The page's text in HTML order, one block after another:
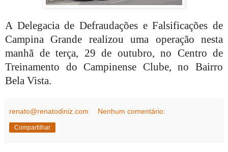
A Delegacia de Defraudações e Falsificações de
Campina Grande realizou uma operação nesta
manhã de terça, 29 de outubro, no Centro de
Treinamento do Campinense Clube, no Bairro
Bela Vista.
renato@renatodiniz.com Nenhum comentário:
Compartilhar